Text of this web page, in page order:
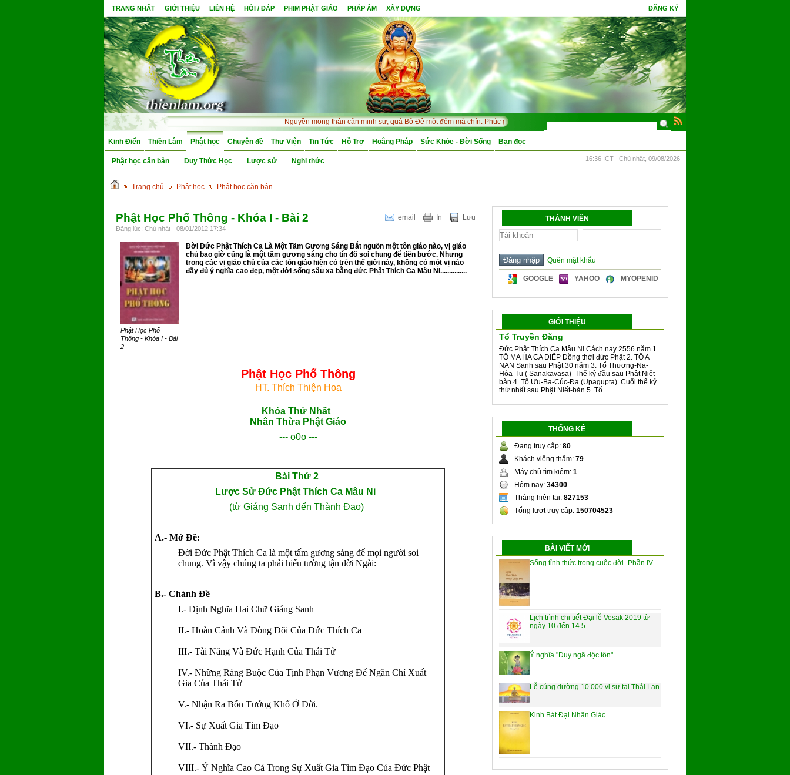
TRANG NHẤT GIỚI THIỆU LIÊN HỆ HỎI / ĐÁP PHIM PHẬT GIÁO PHÁP ÂM XÂY DỰNG ĐĂNG KÝ
Nguyền mong thân cận minh sư, quả Bồ Đề một đêm mà chín. Phúc gặp tình cờ tri thức, hoa Ưu Đàm mấy kiếp đâm bông.
Kinh Điển Thiền Lâm Phật học
Phật học căn bản Duy Thức Học Lược sử Nghi thức
Chuyên đề Thư Viện Tin Tức Hỗ Trợ Hoằng Pháp Sức Khỏe - Đời Sống Bạn đọc
16:36 ICT Chủ nhật, 09/08/2026
Trang chủ Phật học Phật học căn bản
email In Lưu
Phật Học Phổ Thông - Khóa I - Bài 2
Đăng lúc: Chủ nhật - 08/01/2012 17:34
Phật Học Phổ
Thông - Khóa I - Bài
2
Ðời Ðức Phật Thích Ca Là Một Tấm Gương Sáng Bắt nguồn một tôn giáo nào, vị giáo
chủ bao giờ cũng là một tấm gương sáng cho tín đồ soi chung để tiến bước. Nhưng
trong các vị giáo chủ của các tôn giáo hiện có trên thế giới này, không có một vị nào
đầy đủ ý nghĩa cao đẹp, một đời sống sâu xa bằng đức Phật Thích Ca Mâu Ni...............
Phật Học Phổ Thông
HT. Thích Thiện Hoa
Khóa Thứ Nhất
Nhân Thừa Phật Giáo
--- o0o ---
Bài Thứ 2
Lược Sử Ðức Phật Thích Ca Mâu Ni
(từ Giáng Sanh đến Thành Ðạo)
A.- Mở Ðề:
Ðời Ðức Phật Thích Ca là một tấm gương sáng để mọi người soi
chung. Vì vậy chúng ta phải hiểu tường tận đời Ngài:
B.- Chánh Ðề
I.- Ðịnh Nghĩa Hai Chữ Giáng Sanh
II.- Hoàn Cảnh Và Dòng Dõi Của Ðức Thích Ca
III.- Tài Năng Và Ðức Hạnh Của Thái Tử
IV.- Những Ràng Buộc Của Tịnh Phạn Vương Ðể Ngăn Chí Xuất
Gia Của Thái Tử
V.- Nhận Ra Bốn Tướng Khổ Ở Ðời.
VI.- Sự Xuất Gia Tìm Ðạo
VII.- Thành Ðạo
VIII.- Ý Nghĩa Cao Cả Trong Sự Xuất Gia Tìm Ðạo Của Ðức Phật
THÀNH VIÊN
Quên mật khẩu
GOOGLE YAHOO MYOPENID
GIỚI THIỆU
Tổ Truyền Đăng
Đức Phật Thích Ca Mâu Ni Cách nay 2556 năm 1.
TỔ MA HA CA DIẾP Đồng thời đức Phật 2. TỔ A
NAN Sanh sau Phật 30 năm 3. Tổ Thương-Na-
Hòa-Tu ( Sanakavasa) Thế kỷ đầu sau Phật Niết-
bàn 4. Tổ Ưu-Ba-Cúc-Đa (Upagupta) Cuối thế kỷ
thứ nhất sau Phật Niết-bàn 5. Tổ...
THỐNG KÊ
Đang truy cập: 80
Khách viếng thăm: 79
Máy chủ tìm kiếm: 1
Hôm nay: 34300
Tháng hiện tại: 827153
Tổng lượt truy cập: 150704523
BÀI VIẾT MỚI
Sống tỉnh thức trong cuộc đời- Phần IV
Lịch trình chi tiết Đại lễ Vesak 2019 từ
ngày 10 đến 14.5
Ý nghĩa "Duy ngã độc tôn"
Lễ cúng dường 10.000 vị sư tại Thái Lan
Kinh Bát Đại Nhân Giác